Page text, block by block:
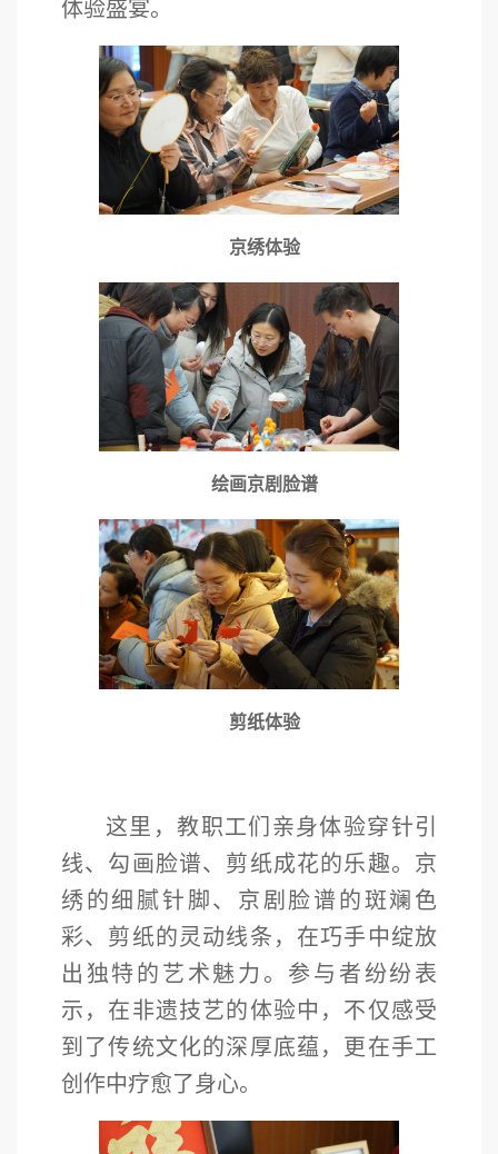
体验盛宴。
京绣体验
绘画京剧脸谱
剪纸体验
这里，教职工们亲身体验穿针引
线、勾画脸谱、剪纸成花的乐趣。京
绣的细腻针脚、京剧脸谱的斑斓色
彩、剪纸的灵动线条，在巧手中绽放
出独特的艺术魅力。参与者纷纷表
示，在非遗技艺的体验中，不仅感受
到了传统文化的深厚底蕴，更在手工
创作中疗愈了身心。